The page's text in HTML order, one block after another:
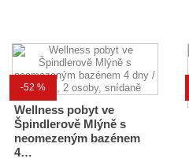
-52 %
Wellness pobyt ve
Špindlerově Mlýně s
neomezeným bazénem
4…